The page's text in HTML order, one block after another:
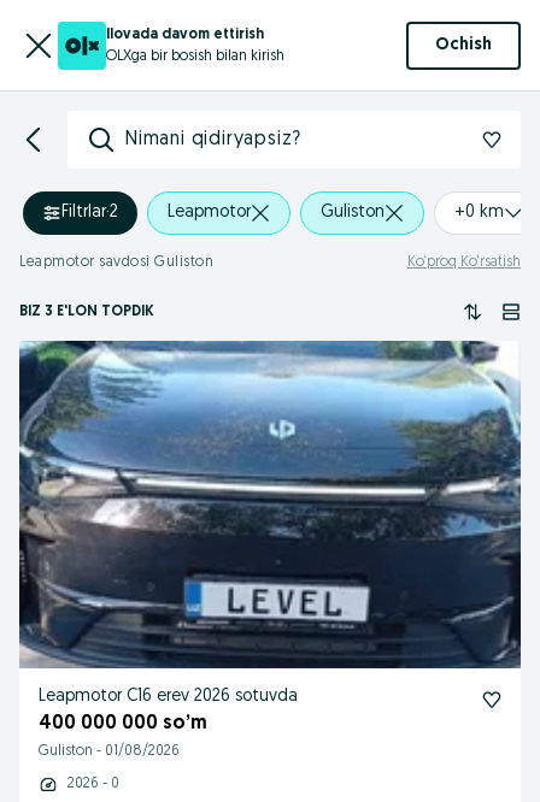
Ilovada davom ettirish
OLXga bir bosish bilan kirish
Ochish
Nimani qidiryapsiz?
Filtrlar·2 Leapmotor Guliston +0 km
Leapmotor savdosi Guliston Ko‘proq Ko‘rsatish
BIZ 3 E'LON TOPDIK
Leapmotor C16 erev 2026 sotuvda
400 000 000 so’m
Guliston - 01/08/2026
2026 - 0